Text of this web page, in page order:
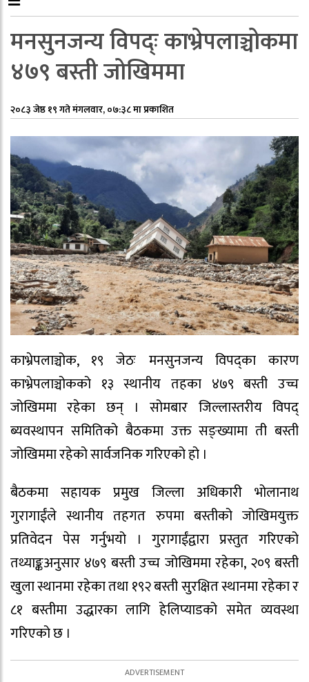
मनसुनजन्य विपद्ः काभ्रेपलाञ्चोकमा
४७९ बस्ती जोखिममा
२०८३ जेष्ठ १९ गते मंगलवार, ०७:३८ मा प्रकाशित
काभ्रेपलाञ्चोक, १९ जेठः मनसुनजन्य विपद्का कारण
काभ्रेपलाञ्चोकको १३ स्थानीय तहका ४७९ बस्ती उच्च
जोखिममा रहेका छन् । सोमबार जिल्लास्तरीय विपद्
ब्यवस्थापन समितिको बैठकमा उक्त सङ्ख्यामा ती बस्ती
जोखिममा रहेको सार्वजनिक गरिएको हो ।
बैठकमा सहायक प्रमुख जिल्ला अधिकारी भोलानाथ
गुरागाईंले स्थानीय तहगत रुपमा बस्तीको जोखिमयुक्त
प्रतिवेदन पेस गर्नुभयो । गुरागाईंद्वारा प्रस्तुत गरिएको
तथ्याङ्कअनुसार ४७९ बस्ती उच्च जोखिममा रहेका, २०९ बस्ती
खुला स्थानमा रहेका तथा १९२ बस्ती सुरक्षित स्थानमा रहेका र
८१ बस्तीमा उद्धारका लागि हेलिप्याडको समेत व्यवस्था
गरिएको छ ।